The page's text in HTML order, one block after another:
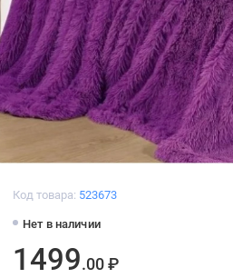
Код товара: 523673
Нет в наличии
1499.00 ₽